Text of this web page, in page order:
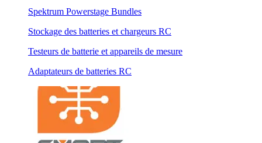
Spektrum Powerstage Bundles
Stockage des batteries et chargeurs RC
Testeurs de batterie et appareils de mesure
Adaptateurs de batteries RC